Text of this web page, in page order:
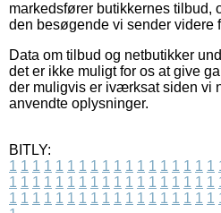
markedsfører butikkernes tilbud,
den besøgende vi sender videre
Data om tilbud og netbutikker
det er ikke muligt for os at give
der muligvis er iværksat siden vi
anvendte oplysninger.
BITLY:
1 1 1 1 1 1 1 1 1 1 1 1 1 1 1 1 1 1
1 1 1 1 1 1 1 1 1 1 1 1 1 1 1 1 1 1
1 1 1 1 1 1 1 1 1 1 1 1 1 1 1 1 1 1